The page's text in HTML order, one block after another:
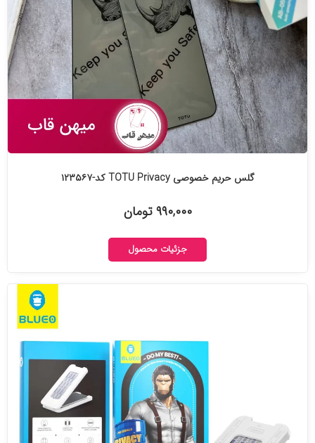
گلس حریم خصوصی TOTU Privacy کد-۱۲۳۵۶۷
۹۹۰,۰۰۰ تومان
جزئیات محصول